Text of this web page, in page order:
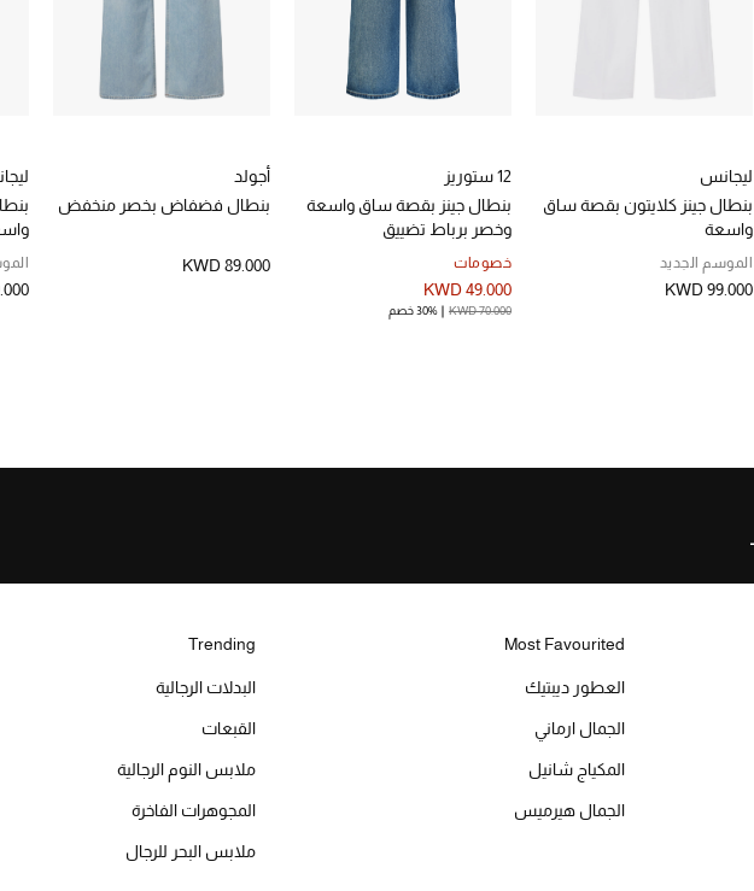
ليجانس
بنطال جينز كلايتون بقصة ساق
واسعة
الموسم الجديد
KWD 99.000
12 ستوريز
بنطال جينز بقصة ساق واسعة
وخصر برباط تضييق
خصومات
KWD 49.000
KWD 70.000 30% خصم
أجولد
بنطال فضفاض بخصر منخفض
KWD 89.000
Most Favourited
العطور ديبتيك
الجمال ارماني
المكياج شانيل
الجمال هيرميس
Trending
البدلات الرجالية
القبعات
ملابس النوم الرجالية
المجوهرات الفاخرة
ملابس البحر للرجال